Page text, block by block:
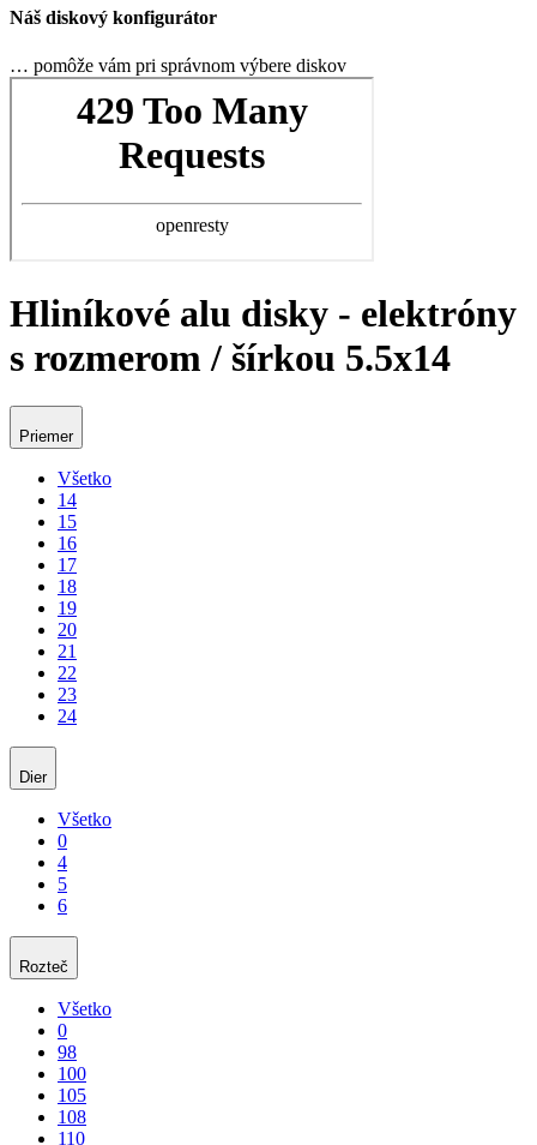
Náš diskový konfigurátor
… pomôže vám pri správnom výbere diskov
Hliníkové alu disky - elektróny
s rozmerom / šírkou 5.5x14
Priemer
Všetko
14
15
16
17
18
19
20
21
22
23
24
Dier
Všetko
0
4
5
6
Rozteč
Všetko
0
98
100
105
108
110